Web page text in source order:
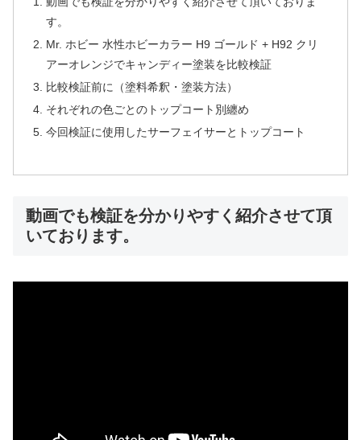
す。
Mr. ホビー 水性ホビーカラー H9 ゴールド + H92 クリ
アーオレンジでキャンディー塗装を比較検証
比較検証前に（塗料希釈・塗装方法）
それぞれの色ごとのトップコート別纏め
今回検証に使用したサーフェイサーとトップコート
動画でも検証を分かりやすく紹介させて頂
いております。